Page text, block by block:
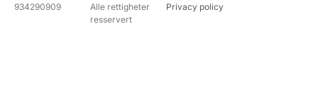
934290909
Alle rettigheter
resservert
Privacy policy